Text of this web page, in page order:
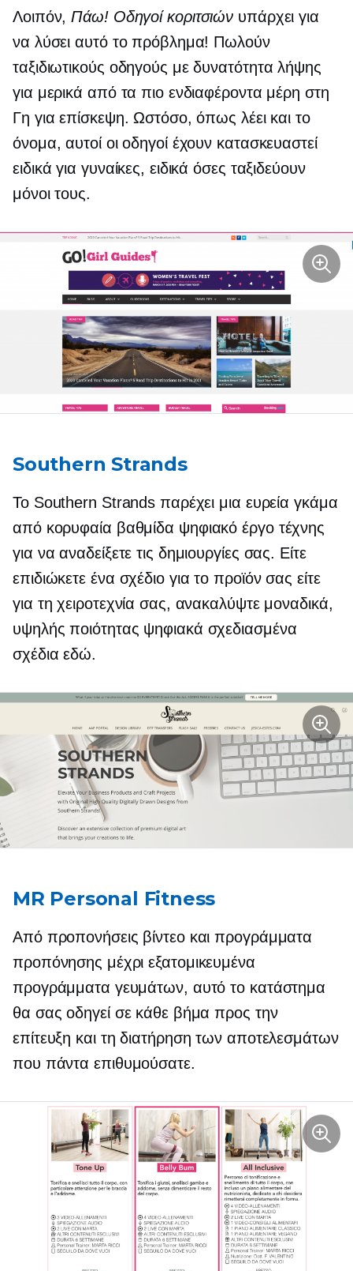
Λοιπόν,Πάω! Οδηγοί κοριτσιών υπάρχει για
να λύσει αυτό το πρόβλημα! Πωλούν
ταξιδιωτικούς οδηγούς με δυνατότητα λήψης
για μερικά από τα πιο ενδιαφέροντα μέρη στη
Γη για επίσκεψη. Ωστόσο, όπως λέει και το
όνομα, αυτοί οι οδηγοί έχουν κατασκευαστεί
ειδικά για γυναίκες, ειδικά όσες ταξιδεύουν
μόνοι τους.
Southern Strands
Το Southern Strands παρέχει μια ευρεία γκάμα
από κορυφαία βαθμίδα ψηφιακό έργο τέχνης
για να αναδείξετε τις δημιουργίες σας. Είτε
επιδιώκετε ένα σχέδιο για το προϊόν σας είτε
για τη χειροτεχνία σας, ανακαλύψτε μοναδικά,
υψηλής ποιότητας ψηφιακά σχεδιασμένα
σχέδια εδώ.
MR Personal Fitness
Από προπονήσεις βίντεο και προγράμματα
προπόνησης μέχρι εξατομικευμένα
προγράμματα γευμάτων, αυτό το κατάστημα
θα σας οδηγεί σε κάθε βήμα προς την
επίτευξη και τη διατήρηση των αποτελεσμάτων
που πάντα επιθυμούσατε.